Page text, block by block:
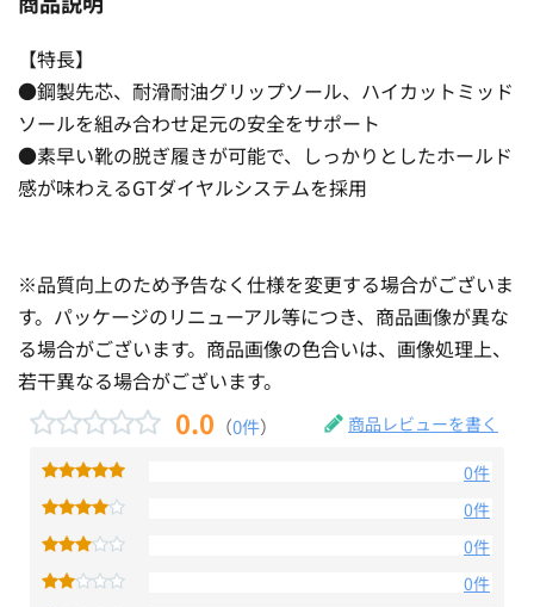
【特長】
●鋼製先芯、耐滑耐油グリップソール、ハイカットミッド
ソールを組み合わせ足元の安全をサポート
●素早い靴の脱ぎ履きが可能で、しっかりとしたホールド
感が味わえるGTダイヤルシステムを採用
※品質向上のため予告なく仕様を変更する場合がございま
す。パッケージのリニューアル等につき、商品画像が異な
る場合がございます。商品画像の色合いは、画像処理上、
若干異なる場合がございます。
0.0 （0件） 商品レビューを書く
0件
0件
0件
0件